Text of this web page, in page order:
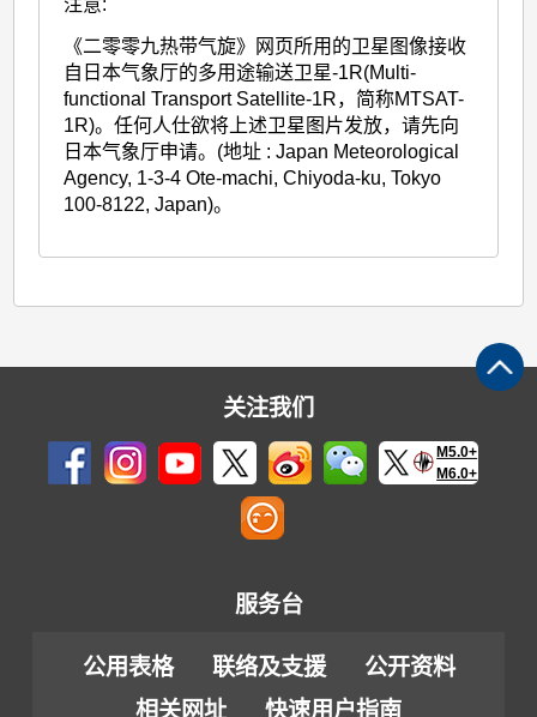
《二零零九热带气旋》网页所用的卫星图像接收
自日本气象厅的多用途输送卫星-1R(Multi-
functional Transport Satellite-1R，简称MTSAT-
1R)。任何人仕欲将上述卫星图片发放，请先向
日本气象厅申请。(地址 : Japan Meteorological
Agency, 1-3-4 Ote-machi, Chiyoda-ku, Tokyo
100-8122, Japan)。
关注我们
M5.0+
M6.0+
服务台
公用表格 联络及支援
公开资料
相关网址
快速用户指南